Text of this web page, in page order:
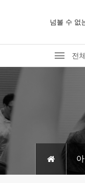
넘볼 수 없
전